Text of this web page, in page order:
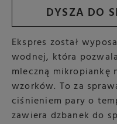
DYSZA DO
Ekspres został
wodnej, która
mleczną mikropiankę
wzorków. To za
ciśnieniem pary o
zawiera dzbanek do